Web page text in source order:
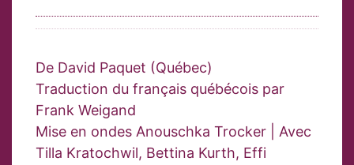
De David Paquet (Québec)
Traduction du français québécois par
Frank Weigand
Mise en ondes Anouschka Trocker | Avec
Tilla Kratochwil, Bettina Kurth, Effi